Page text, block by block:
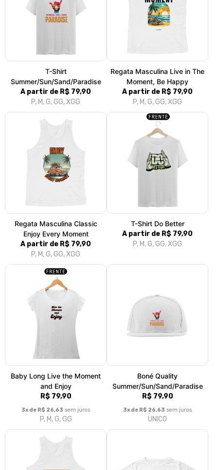
Regata Masculina Classic
Enjoy Every Moment
T-Shirt Do Better
A partir de R$ 79,90
P, M, G, GG, XGG
Baby Long Live the Moment
and Enjoy
R$ 79,90
Boné Quality
Summer/Sun/Sand/Paradise
Regata Live The Moment
A partir de R$ 79,90
P, M, G, GG, XGG
Cropped Live in The Moment,
Be Happy
P, M, G, GG
2 3 6 7 » >|